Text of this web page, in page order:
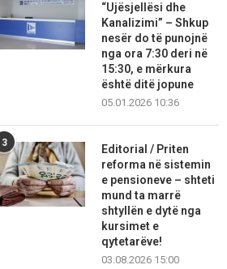
“Ujësjellësi dhe
Kanalizimi” – Shkup
nesër do të punojnë
nga ora 7:30 deri në
15:30, e mërkura
është ditë jopune
05.01.2026 10:36
3
Editorial / Priten
reforma në sistemin
e pensioneve – shteti
mund ta marrë
shtyllën e dytë nga
kursimet e
qytetarëve!
03.08.2026 15:00